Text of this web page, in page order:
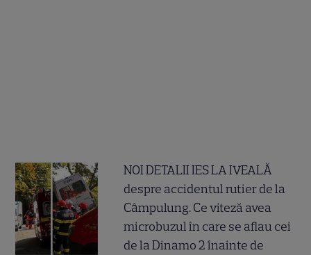
NOI DETALII IES LA IVEALĂ
despre accidentul rutier de la
Câmpulung. Ce viteză avea
microbuzul în care se aflau cei
de la Dinamo 2 înainte de